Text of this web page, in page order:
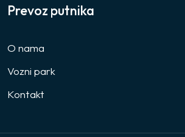
Prevoz putnika
O nama
Vozni park
Kontakt